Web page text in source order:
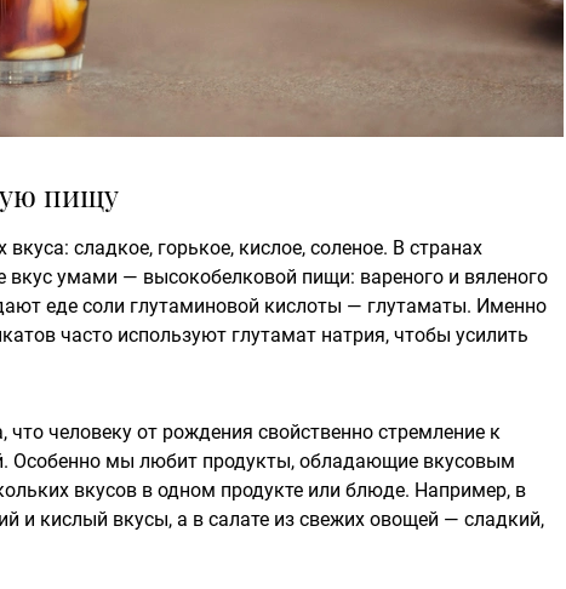
пищу
сладкое, горькое, кислое, соленое. В странах
умами — высокобелковой пищи: вареного и вяленого
еде соли глутаминовой кислоты — глутаматы. Именно
часто используют глутамат натрия, чтобы усилить
что человеку от рождения свойственно стремление к
Особенно мы любит продукты, обладающие вкусовым
вкусов в одном продукте или блюде. Например, в
и кислый вкусы, а в салате из свежих овощей — сладкий,